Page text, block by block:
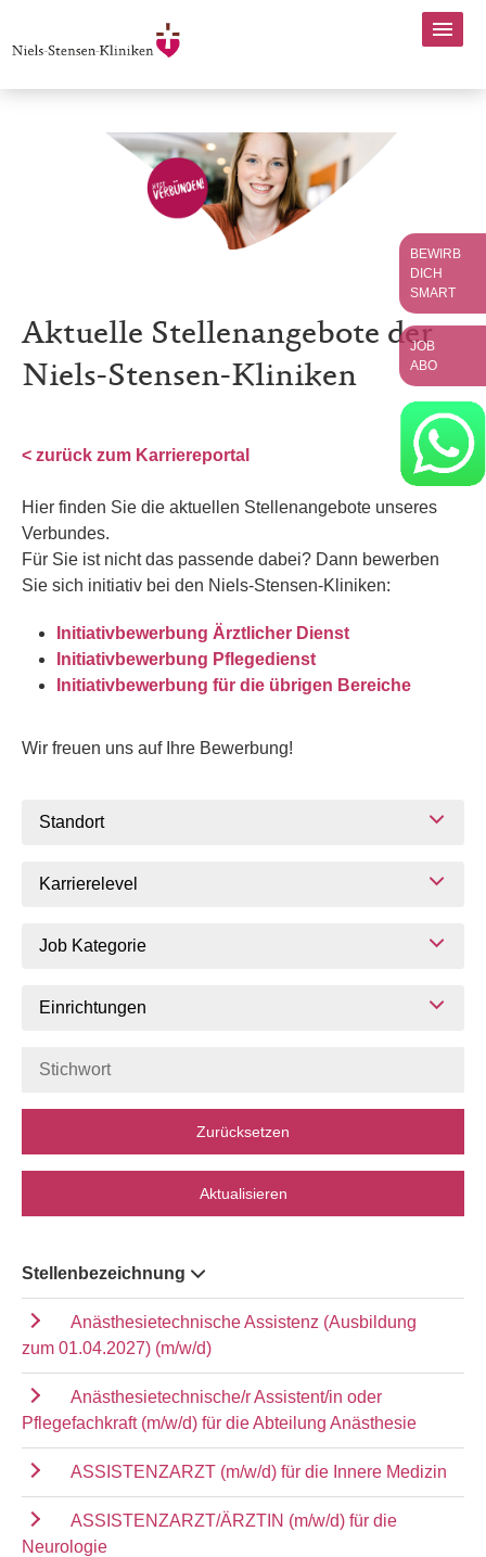
Aktuelle Stellenangebote der
Niels-Stensen-Kliniken
< zurück zum Karriereportal
Hier finden Sie die aktuellen Stellenangebote unseres
Verbundes.
Für Sie ist nicht das passende dabei? Dann bewerben
Sie sich initiativ bei den Niels-Stensen-Kliniken:
Initiativbewerbung Ärztlicher Dienst
Initiativbewerbung Pflegedienst
Initiativbewerbung für die übrigen Bereiche
Wir freuen uns auf Ihre Bewerbung!
Standort
Karrierelevel
Job Kategorie
Einrichtungen
Zurücksetzen
Aktualisieren
Stellenbezeichnung
Anästhesietechnische Assistenz (Ausbildung
zum 01.04.2027) (m/w/d)
Anästhesietechnische/r Assistent/in oder
Pflegefachkraft (m/w/d) für die Abteilung Anästhesie
ASSISTENZARZT (m/w/d) für die Innere Medizin
ASSISTENZARZT/ÄRZTIN (m/w/d) für die
Neurologie
BEWIRB
DICH
SMART
JOB
ABO